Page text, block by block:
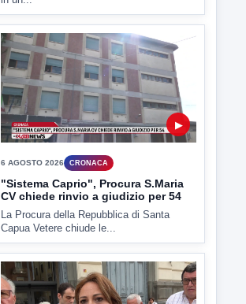
▶
6 AGOSTO 2026 CRONACA
"Sistema Caprio", Procura S.Maria
CV chiede rinvio a giudizio per 54
La Procura della Repubblica di Santa
Capua Vetere chiude le...
▶
6 AGOSTO 2026 ATTUALITÀ